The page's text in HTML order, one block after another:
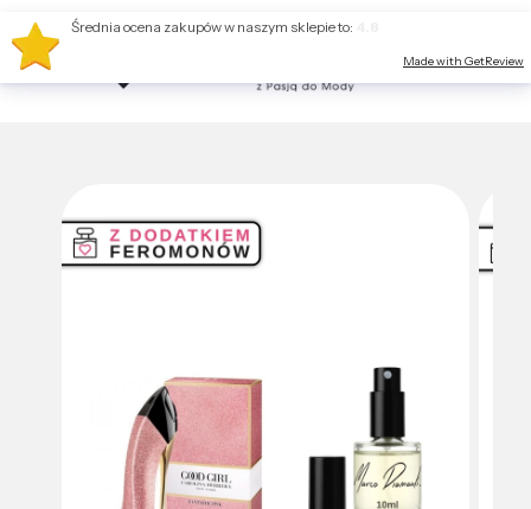
Średnia ocena zakupów w naszym sklepie to:
Made with GetReview